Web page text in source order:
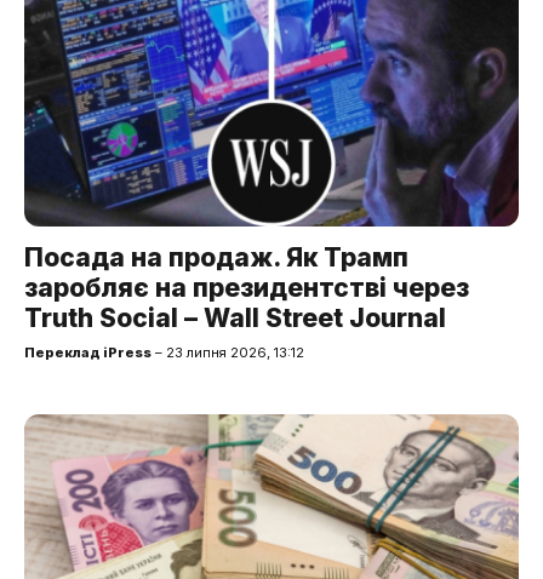
Посада на продаж. Як Трамп
заробляє на президентстві через
Truth Social – Wall Street Journal
Переклад iPress – 23 липня 2026, 13:12